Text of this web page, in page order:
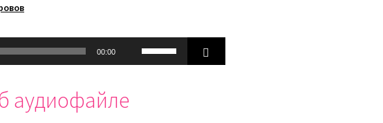
00:00
Используйте
клавиши
аудиофайле